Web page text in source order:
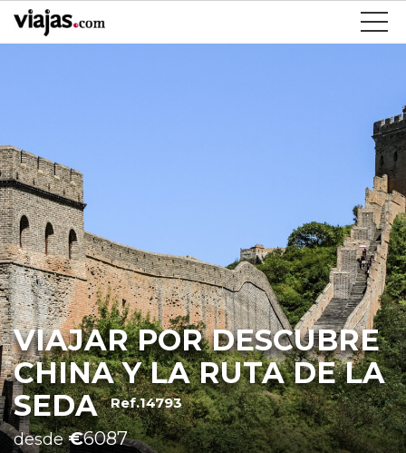
VIAJAR POR DESCUBRE
CHINA Y LA RUTA DE LA
SEDA Ref.14793
desde€6087